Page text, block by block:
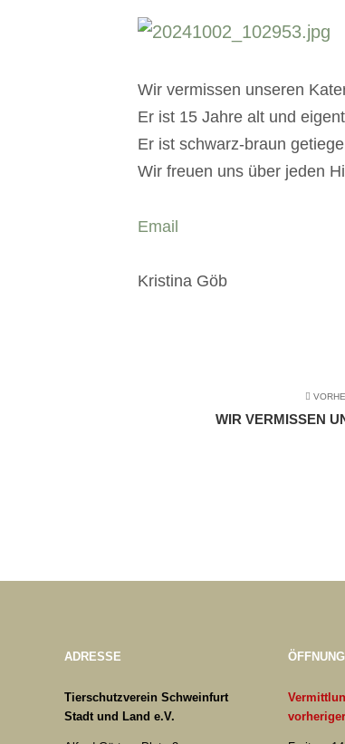
Wir vermissen unseren
Er ist 15 Jahre alt und
Er ist schwarz-braun
Wir freuen uns über jeden
Email
Kristina Göb
WIR VERMISSEN
ADRESSE
Tierschutzverein Schweinfurt
Stadt und Land e.V.